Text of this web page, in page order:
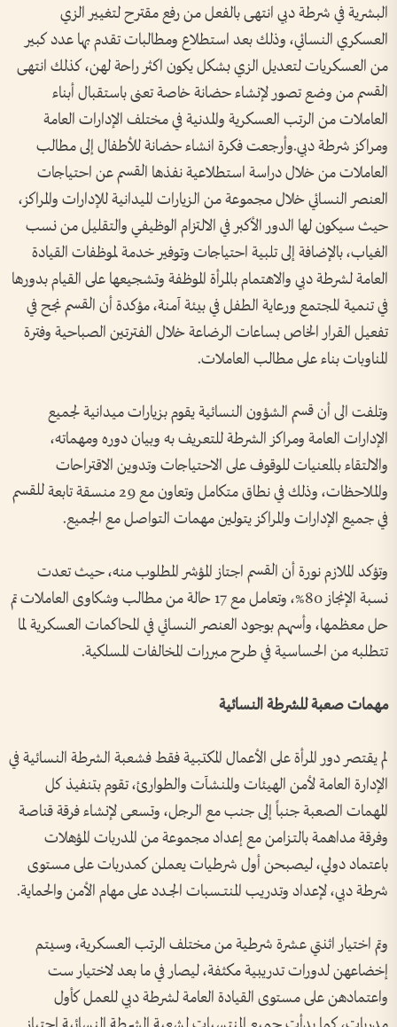
البشرية في شرطة دبي انتهى بالفعل من رفع مقترح لتغيير الزي
العسكري النسائي، وذلك بعد استطلاع ومطالبات تقدم بها عدد كبير
من العسكريات لتعديل الزي بشكل يكون اكثر راحة لهن، كذلك انتهى
القسم من وضع تصور لإنشاء حضانة خاصة تعنى باستقبال أبناء
العاملات من الرتب العسكرية والمدنية في مختلف الإدارات العامة
ومراكز شرطة دبي.وأرجعت فكرة انشاء حضانة للأطفال إلى مطالب
العاملات من خلال دراسة استطلاعية نفذها القسم عن احتياجات
العنصر النسائي خلال مجموعة من الزيارات الميدانية للإدارات والمراكز،
حيث سيكون لها الدور الأكبر في الالتزام الوظيفي والتقليل من نسب
الغياب، بالإضافة إلى تلبية احتياجات وتوفير خدمة لموظفات القيادة
العامة لشرطة دبي والاهتمام بالمرأة الموظفة وتشجيعها على القيام بدورها
في تنمية المجتمع ورعاية الطفل في بيئة آمنة، مؤكدة أن القسم نجح في
تفعيل القرار الخاص بساعات الرضاعة خلال الفترتين الصباحية وفترة
المناوبات بناء على مطالب العاملات.
وتلفت الى أن قسم الشؤون النسائية يقوم بزيارات ميدانية لجميع
الإدارات العامة ومراكز الشرطة للتعريف به وبيان دوره ومهماته،
والالتقاء بالمعنيات للوقوف على الاحتياجات وتدوين الاقتراحات
والملاحظات، وذلك في نطاق متكامل وتعاون مع 29 منسقة تابعة للقسم
في جميع الإدارات والمراكز يتولين مهمات التواصل مع الجميع.
وتؤكد الملازم نورة أن القسم اجتاز المؤشر المطلوب منه، حيث تعدت
نسبة الإنجاز 80%، وتعامل مع 17 حالة من مطالب وشكاوى العاملات تم
حل معظمها، وأسهم بوجود العنصر النسائي في المحاكمات العسكرية لما
تتطلبه من الحساسية في طرح مبررات المخالفات المسلكية.
مهمات صعبة للشرطة النسائية
لم يقتصر دور المرأة على الأعمال المكتبية فقط فشعبة الشرطة النسائية في
الإدارة العامة لأمن الهيئات والمنشآت والطوارئ، تقوم بتنفيذ كل
المهمات الصعبة جنباً إلى جنب مع الرجل، وتسعى لإنشاء فرقة قناصة
وفرقة مداهمة بالتـزامن مع إعداد مجموعة من المدربات المؤهلات
باعتماد دولي، ليصبحن أول شرطيات يعملن كمدربات على مستوى
شرطة دبي، لإعداد وتدريب المنتــسبات الجــدد على مهام الأمن والحماية.
وتم اختيار اثنتي عشرة شرطية من مختلف الرتب العسكرية، وسيتم
إخضاعهن لدورات تدريبية مكثفة، ليصار في ما بعد لاختيار ست
واعتمادهن على مستوى القيادة العامة لشرطة دبي للعمل كأول